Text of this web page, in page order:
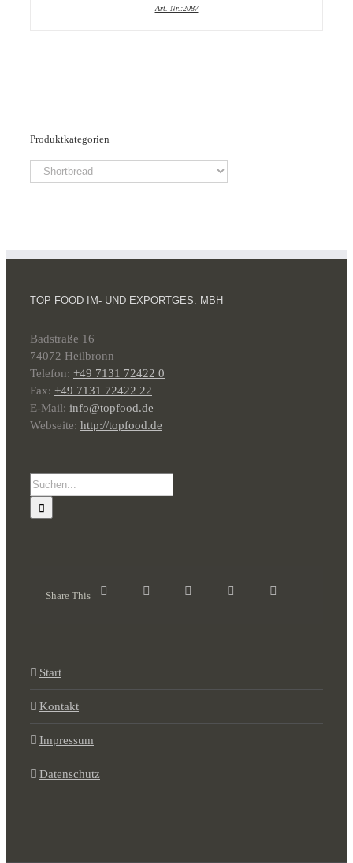
Art.-Nr.:2087
Produktkategorien
TOP FOOD IM- UND EXPORTGES. MBH
Badstraße 16
74072 Heilbronn
Telefon: +49 7131 72422 0
Fax: +49 7131 72422 22
E-Mail: info@topfood.de
Webseite: http://topfood.de
Suche
nach:
Share This
Start
Kontakt
Impressum
Datenschutz